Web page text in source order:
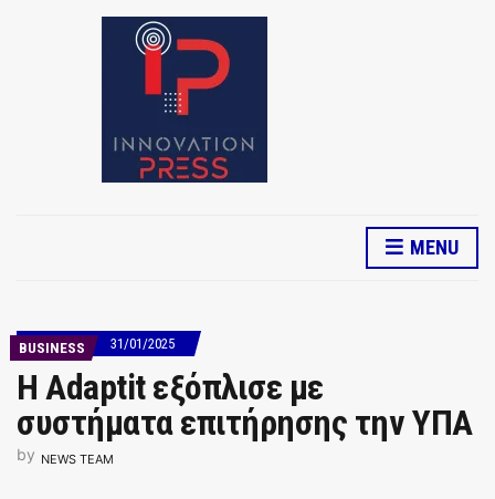
MENU
BUSINESS 31/01/2025
Η Adaptit εξόπλισε με
συστήματα επιτήρησης την ΥΠΑ
by NEWS TEAM